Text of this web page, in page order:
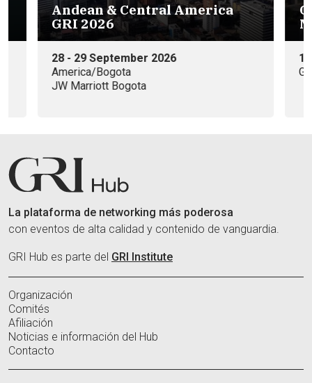
GRI Funding Opportunities
Mexico 2026
15 de Octubre
Galicia Abogados, S.C. - Ciudad de México
La plataforma de networking más poderosa
con eventos de alta calidad y contenido de vanguardia.
GRI Hub es parte del GRI Institute
Organización
Comités
Afiliación
Noticias e información del Hub
Contacto